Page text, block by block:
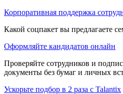
Корпоративная поддержка
Какой соцпакет вы предлагаете
Оформляйте кандидатов онлайн
Проверяйте сотрудников и
документы без бумаг и личных
Ускорьте подбор в 2 раза с Talantix